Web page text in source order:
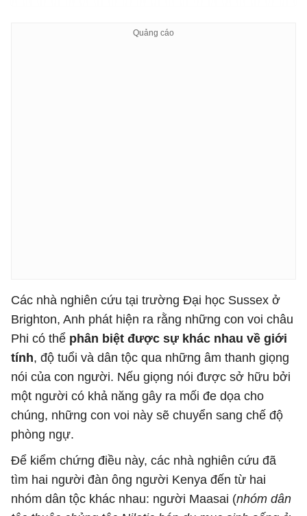
Các nhà nghiên cứu tại trường Đại học Sussex ở
Brighton, Anh phát hiện ra rằng những con voi châu
Phi có thể phân biệt được sự khác nhau về giới
tính, độ tuổi và dân tộc qua những âm thanh giọng
nói của con người. Nếu giọng nói được sở hữu bởi
một người có khả năng gây ra mối đe dọa cho
chúng, những con voi này sẽ chuyển sang chế độ
phòng ngự.
Để kiểm chứng điều này, các nhà nghiên cứu đã
tìm hai người đàn ông người Kenya đến từ hai
nhóm dân tộc khác nhau: người Maasai (nhóm dân